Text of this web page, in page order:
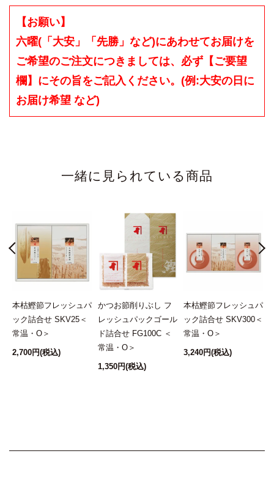
【お願い】
六曜(「大安」「先勝」など)にあわせてお届けを
ご希望のご注文につきましては、必ず【ご要望
欄】にその旨をご記入ください。(例:大安の日に
お届け希望 など)
一緒に見られている商品
本枯鰹節フレッシュパ
ック詰合せ SKV25＜
常温・O＞
2,700円(税込)
かつお節削りぶし フ
レッシュパックゴール
ド詰合せ FG100C ＜
常温・O＞
1,350円(税込)
本枯鰹節フレッシュパ
ック詰合せ SKV300＜
常温・O＞
3,240円(税込)